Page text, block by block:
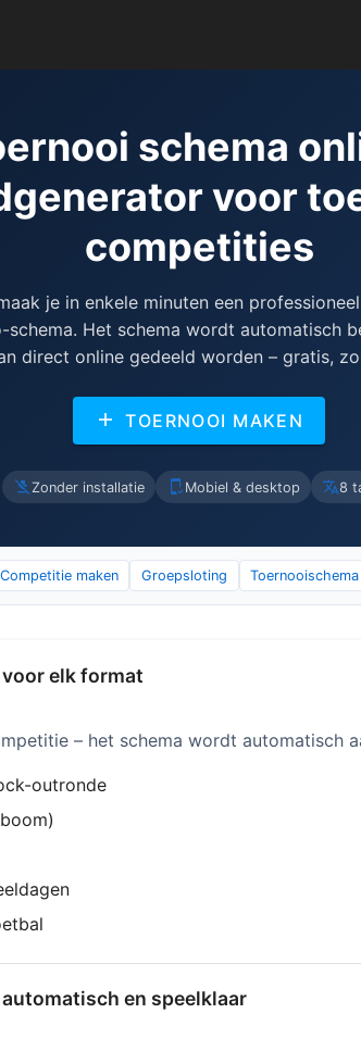
schema
voor
competities
je in enkele minuten een
Het schema wordt automatisch
direct online gedeeld worden – gratis,
TOERNOOI MAKEN
Zonder installatie Mobiel & desktop 8
Competitie maken Groepsloting Toernooischema
elk format
– het schema wordt automatisch
outronde
en speelklaar